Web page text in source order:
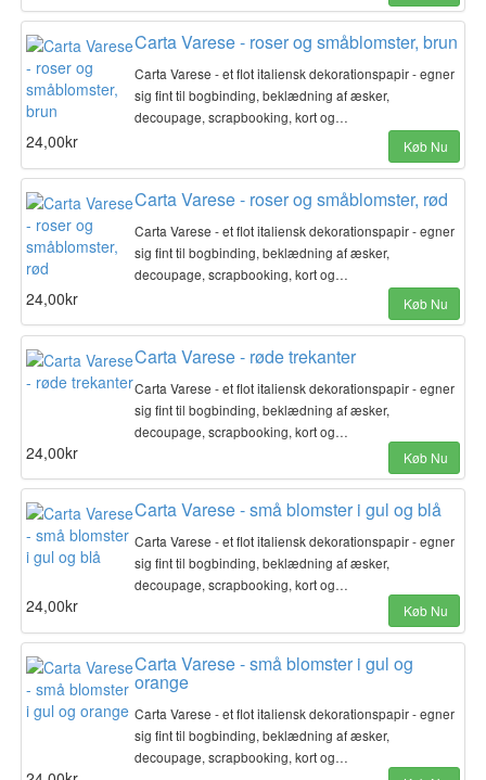
Carta Varese - roser og småblomster, brun
Carta Varese - et flot italiensk dekorationspapir - egner
sig fint til bogbinding, beklædning af æsker,
decoupage, scrapbooking, kort og…
24,00kr Køb Nu
Carta Varese - roser og småblomster, rød
Carta Varese - et flot italiensk dekorationspapir - egner
sig fint til bogbinding, beklædning af æsker,
decoupage, scrapbooking, kort og…
24,00kr Køb Nu
Carta Varese - røde trekanter
Carta Varese - et flot italiensk dekorationspapir - egner
sig fint til bogbinding, beklædning af æsker,
decoupage, scrapbooking, kort og…
24,00kr Køb Nu
Carta Varese - små blomster i gul og blå
Carta Varese - et flot italiensk dekorationspapir - egner
sig fint til bogbinding, beklædning af æsker,
decoupage, scrapbooking, kort og…
24,00kr Køb Nu
Carta Varese - små blomster i gul og
orange
Carta Varese - et flot italiensk dekorationspapir - egner
sig fint til bogbinding, beklædning af æsker,
decoupage, scrapbooking, kort og…